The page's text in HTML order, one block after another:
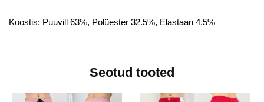
Koostis: Puuvill 63%, Polüester 32.5%, Elastaan 4.5%
Seotud tooted